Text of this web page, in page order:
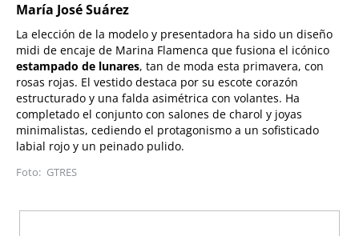
María José Suárez
La elección de la modelo y presentadora ha sido un diseño
midi de encaje de Marina Flamenca que fusiona el icónico
estampado de lunares, tan de moda esta primavera, con
rosas rojas. El vestido destaca por su escote corazón
estructurado y una falda asimétrica con volantes. Ha
completado el conjunto con salones de charol y joyas
minimalistas, cediendo el protagonismo a un sofisticado
labial rojo y un peinado pulido.
GTRES